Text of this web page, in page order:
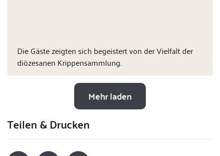
Die Gäste zeigten sich begeistert von der Vielfalt der
diözesanen Krippensammlung.
Mehr laden
Teilen & Drucken